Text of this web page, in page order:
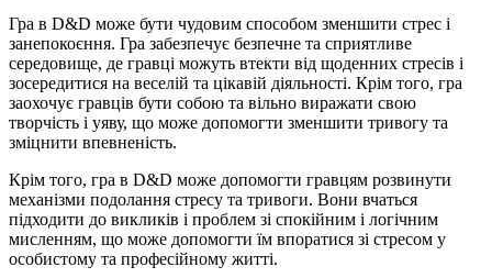
Гра в D&D може бути чудовим способом зменшити стрес і
занепокоєння. Гра забезпечує безпечне та сприятливе
середовище, де гравці можуть втекти від щоденних стресів і
зосередитися на веселій та цікавій діяльності. Крім того, гра
заохочує гравців бути собою та вільно виражати свою
творчість і уяву, що може допомогти зменшити тривогу та
зміцнити впевненість.
Крім того, гра в D&D може допомогти гравцям розвинути
механізми подолання стресу та тривоги. Вони вчаться
підходити до викликів і проблем зі спокійним і логічним
мисленням, що може допомогти їм впоратися зі стресом у
особистому та професійному житті.